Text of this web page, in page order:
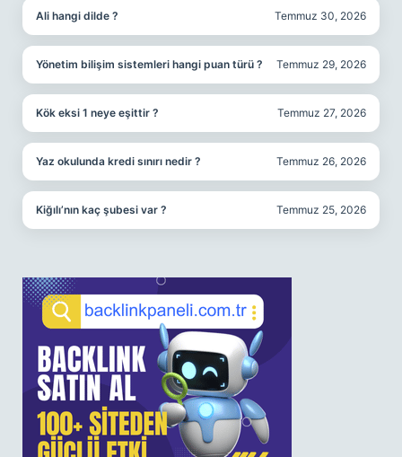
Ali hangi dilde ? Temmuz 30, 2026
Yönetim bilişim sistemleri hangi puan türü ? Temmuz 29, 2026
Kök eksi 1 neye eşittir ? Temmuz 27, 2026
Yaz okulunda kredi sınırı nedir ? Temmuz 26, 2026
Kiğılı’nın kaç şubesi var ? Temmuz 25, 2026